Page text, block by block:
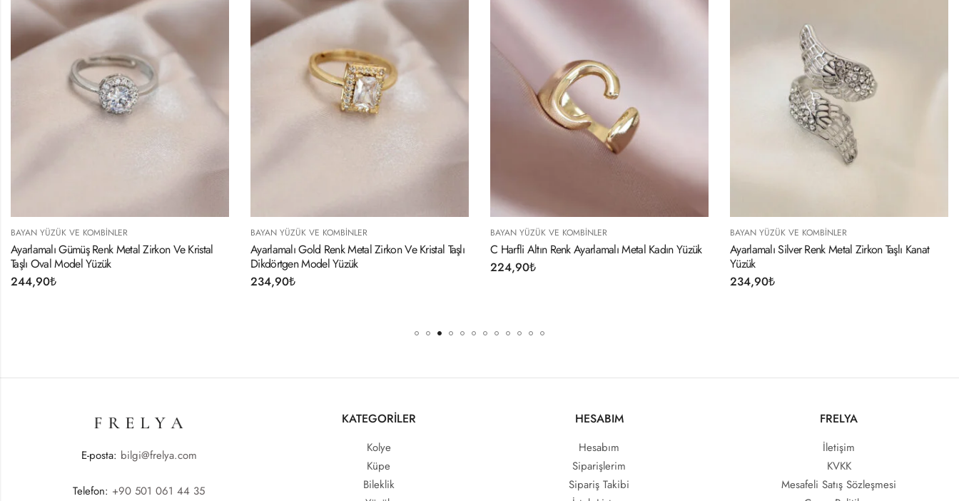
Kristal
BAYAN YÜZÜK VE KOMBINLER
Ayarlamalı Gold Renk Metal Zirkon Ve Kristal Taşlı
Dikdörtgen Model Yüzük
BAYAN YÜZÜK VE KOMBINLER
C Harfli Altın Renk Ayarlamalı Metal Kadın Yüzük
224,90₺
BAYAN YÜZÜK VE KOMBINLER
Ayarlamalı Silver Renk Metal Zirkon Taşlı Kanat
BAYAN YÜZÜK VE KOMBINLER
Ayarlamalı Silver Renk Metal Bombeli
E-posta: bilgi@frelya.com
Telefon: +90 501 061 44 35
KATEGORİLER
Kolye
Küpe
Bileklik
HESABIM
Hesabım
Siparişlerim
Sipariş Takibi
FRELYA
İletişim
KVKK
Mesafeli Satış Sözleşmesi